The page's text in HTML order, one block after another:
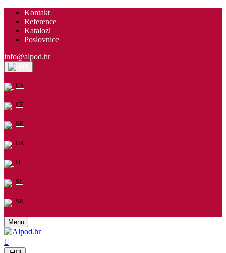
Kontakt
Reference
Katalozi
Poslovnice
info@alpod.hr
EN
CZ
SK
HR
IT
SL
SR
Menu